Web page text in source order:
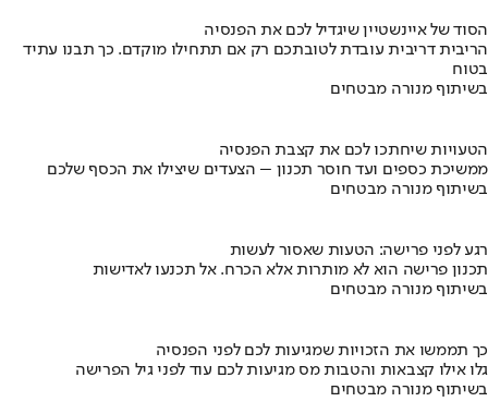
הסוד של איינשטיין שיגדיל לכם את הפנסיה
הריבית דריבית עובדת לטובתכם רק אם תתחילו מוקדם. כך תבנו עתיד
בטוח
בשיתוף מנורה מבטחים
הטעויות שיחתכו לכם את קצבת הפנסיה
ממשיכת כספים ועד חוסר תכנון – הצעדים שיצילו את הכסף שלכם
בשיתוף מנורה מבטחים
רגע לפני פרישה: הטעות שאסור לעשות
תכנון פרישה הוא לא מותרות אלא הכרח. אל תכנעו לאדישות
בשיתוף מנורה מבטחים
כך תממשו את הזכויות שמגיעות לכם לפני הפנסיה
גלו אילו קצבאות והטבות מס מגיעות לכם עוד לפני גיל הפרישה
בשיתוף מנורה מבטחים